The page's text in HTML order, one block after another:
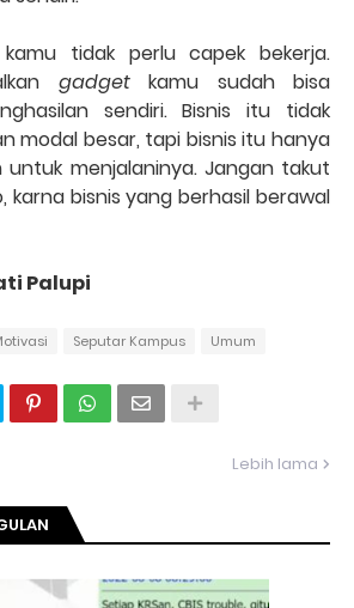
tidak perlu capek bekerja.
gadgetkamu sudah bisa
sendiri. Bisnis itu tidak
modal besar, tapi bisnis itu hanya
menjalaninya. Jangan takut
karna bisnis yang berhasil berawal
Palupi
Seputar Kampus Umum
Lebih lama